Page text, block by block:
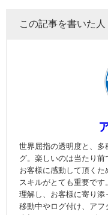
この記事を書いた人
世界屈指の透明度と、多
グ。楽しいのは当たり前
お客様に感動して頂く
スキルがとても重要で
理解し、お客様に寄り添
移動中やログ付け、アフ